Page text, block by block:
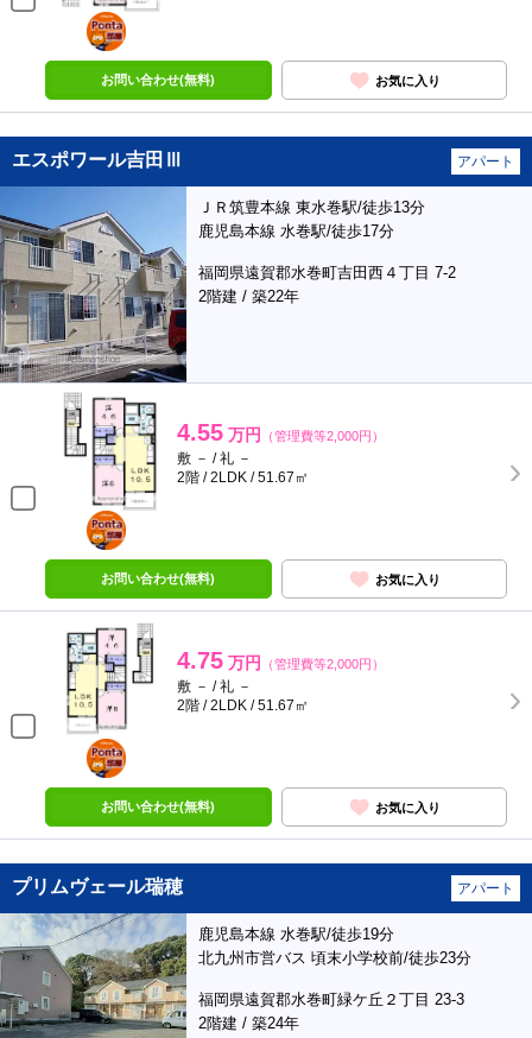
ポンタ
部屋
お問い合わせ(無料) お気に入り
エスポワール吉田Ⅲ アパート
ＪＲ筑豊本線 東水巻駅/徒歩13分
鹿児島本線 水巻駅/徒歩17分
福岡県遠賀郡水巻町吉田西４丁目 7-2
2階建 / 築22年
4.55 万円 （管理費等2,000円）
敷 － / 礼 －
2階 / 2LDK / 51.67㎡
ポンタ
部屋
お問い合わせ(無料) お気に入り
4.75 万円 （管理費等2,000円）
敷 － / 礼 －
2階 / 2LDK / 51.67㎡
ポンタ
部屋
お問い合わせ(無料) お気に入り
プリムヴェール瑞穂 アパート
鹿児島本線 水巻駅/徒歩19分
北九州市営バス 頃末小学校前/徒歩23分
福岡県遠賀郡水巻町緑ケ丘２丁目 23-3
2階建 / 築24年